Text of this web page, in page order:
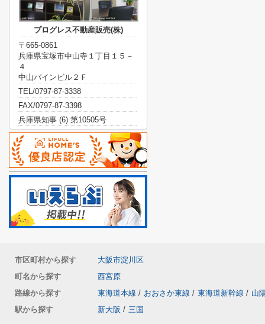
プログレス不動産販売(株)
〒665-0861
兵庫県宝塚市中山寺１丁目１５－
４
中山パインビル２Ｆ
TEL/0797-87-3338
FAX/0797-87-3398
兵庫県知事 (6) 第10505号
市区町村から探す
大阪市淀川区
町名から探す
西宮原
路線から探す
東海道本線 / おおさか東線 / 東海道新幹線 / 山
駅から探す
新大阪 / 三国